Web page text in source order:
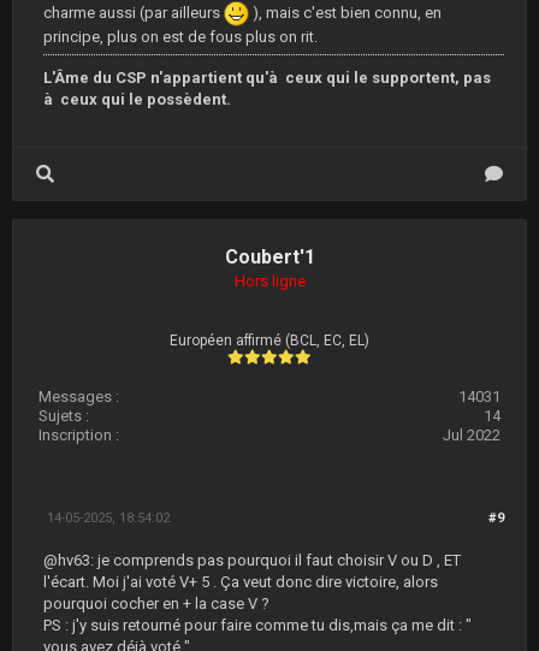
charme aussi (par ailleurs
), mais c'est bien connu, en
principe, plus on est de fous plus on rit.
L'Âme du CSP n'appartient qu'à ceux qui le supportent, pas
à ceux qui le possèdent.
Coubert'1
Hors ligne
Européen affirmé (BCL, EC, EL)
Messages :
14031
Sujets :
14
Inscription :
Jul 2022
#9
14-05-2025, 18:54:02
@hv63: je comprends pas pourquoi il faut choisir V ou D , ET
l'écart. Moi j'ai voté V+ 5 . Ça veut donc dire victoire, alors
pourquoi cocher en + la case V ?
PS : j'y suis retourné pour faire comme tu dis,mais ça me dit : "
vous avez déjà voté " .